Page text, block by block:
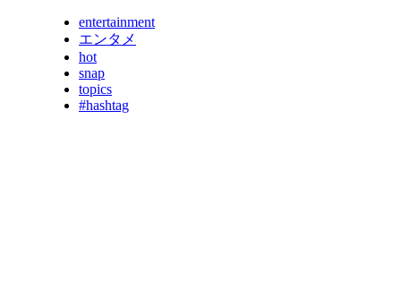
entertainment
エンタメ
hot
snap
topics
#hashtag